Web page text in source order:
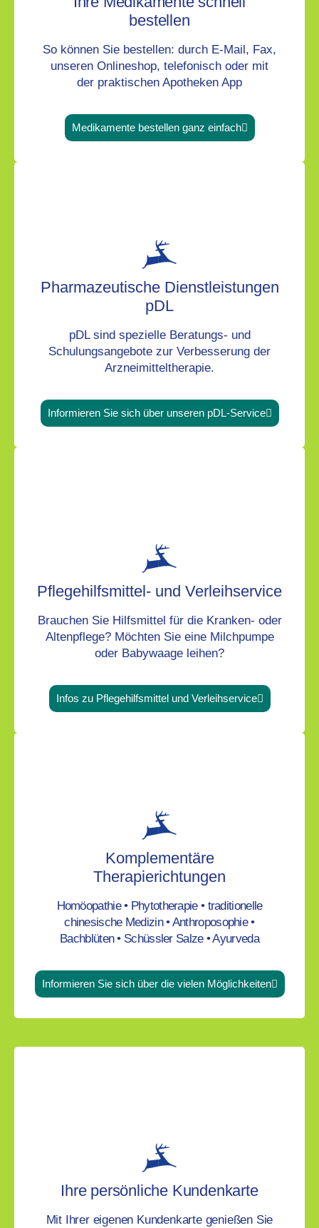
bestellen
So können Sie bestellen: durch E-Mail, Fax,
unseren Onlineshop, telefonisch oder mit
der praktischen Apotheken App
Medikamente bestellen ganz einfach
Pharmazeutische Dienstleistungen
pDL
pDL sind spezielle Beratungs- und
Schulungsangebote zur Verbesserung der
Arzneimitteltherapie.
Informieren Sie sich über unseren pDL-Service
Pflegehilfsmittel- und Verleihservice
Brauchen Sie Hilfsmittel für die Kranken- oder
Altenpflege? Möchten Sie eine Milchpumpe
oder Babywaage leihen?
Infos zu Pflegehilfsmittel und Verleihservice
Komplementäre
Therapierichtungen
Homöopathie • Phytotherapie • traditionelle
chinesische Medizin • Anthroposophie •
Bachblüten • Schüssler Salze • Ayurveda
Informieren Sie sich über die vielen Möglichkeiten
Ihre persönliche Kundenkarte
Mit Ihrer eigenen Kundenkarte genießen Sie